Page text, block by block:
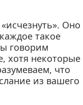
Оно
такое
говорим
хотя некоторые
что
из вашего